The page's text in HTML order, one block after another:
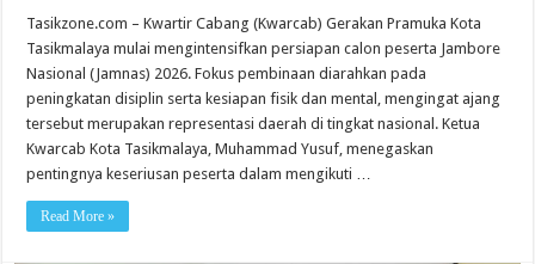
Pramuka
Tasikmalaya
Matangkan
Persiapan
Peserta
2026
Tasikzone.com – Kwartir Cabang (Kwarcab) Gerakan Pramuka Kota
Tasikmalaya mulai mengintensifkan persiapan calon peserta Jambore
Nasional (Jamnas) 2026. Fokus pembinaan diarahkan pada
peningkatan disiplin serta kesiapan fisik dan mental, mengingat ajang
tersebut merupakan representasi daerah di tingkat nasional. Ketua
Kwarcab Kota Tasikmalaya, Muhammad Yusuf, menegaskan
pentingnya keseriusan peserta dalam mengikuti …
Read More »